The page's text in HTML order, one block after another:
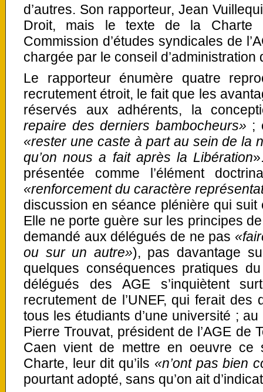
d’autres. Son rapporteur, Jean
Droit, mais le texte de la Charte
Commission d’études syndicales de
chargée par le conseil d’administration
Le rapporteur énumère quatre
recrutement étroit, le fait que les
réservés aux adhérents, la
repaire des derniers bambocheurs» ;
«rester une caste à part au sein de la
qu’on nous a fait après la Libération
présentée comme l’élément
«renforcement du caractère
discussion en séance plénière qui
Elle ne porte guère sur les principes
demandé aux délégués de ne pas
ou sur un autre»), pas davantage
quelques conséquences pratiques
délégués des AGE s’inquiètent
recrutement de l’UNEF, qui ferait des
tous les étudiants d’une université ;
Pierre Trouvat, président de l’AGE de
Caen vient de mettre en oeuvre ce
Charte, leur dit qu’ils «n’ont pas bien
pourtant adopté, sans qu’on ait